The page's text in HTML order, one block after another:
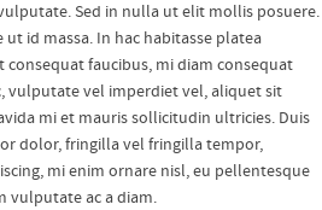
Sed in nulla ut elit mollis posuere.
id massa. In hac habitasse platea
faucibus, mi diam consequat
vulputate vel imperdiet vel, aliquet sit
mi et mauris sollicitudin ultricies. Duis
dolor, fringilla vel fringilla tempor,
mi enim ornare nisl, eu pellentesque
vulputate ac a diam.